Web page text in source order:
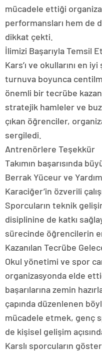
mücadele ettiği
performansları hem de
dikkat çekti.
İlimizi Başarıyla Temsil
Kars’ı ve okullarını en
turnuva boyunca
önemli bir tecrübe
stratejik hamleler ve
çıkan öğrenciler,
sergiledi.
Antrenörlere Teşekkür
Takımın başarısında
Berrak Yüceur ve
Karaciğer’in özverili
Sporcuların teknik
disiplinine de katkı
sürecinde öğrencilerin
Kazanılan Tecrübe
Okul yönetimi ve spor
organizasyonda elde
başarılarına zemin
çapında düzenlenen
mücadele etmek, genç
de kişisel gelişim
Karslı sporcuların